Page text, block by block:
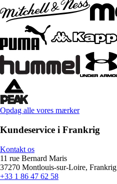
Opdag alle vores mærker
Kundeservice i Frankrig
Kontakt os
11 rue Bernard Maris
37270 Montlouis-sur-Loire, Frankrig
+33 1 86 47 62 58